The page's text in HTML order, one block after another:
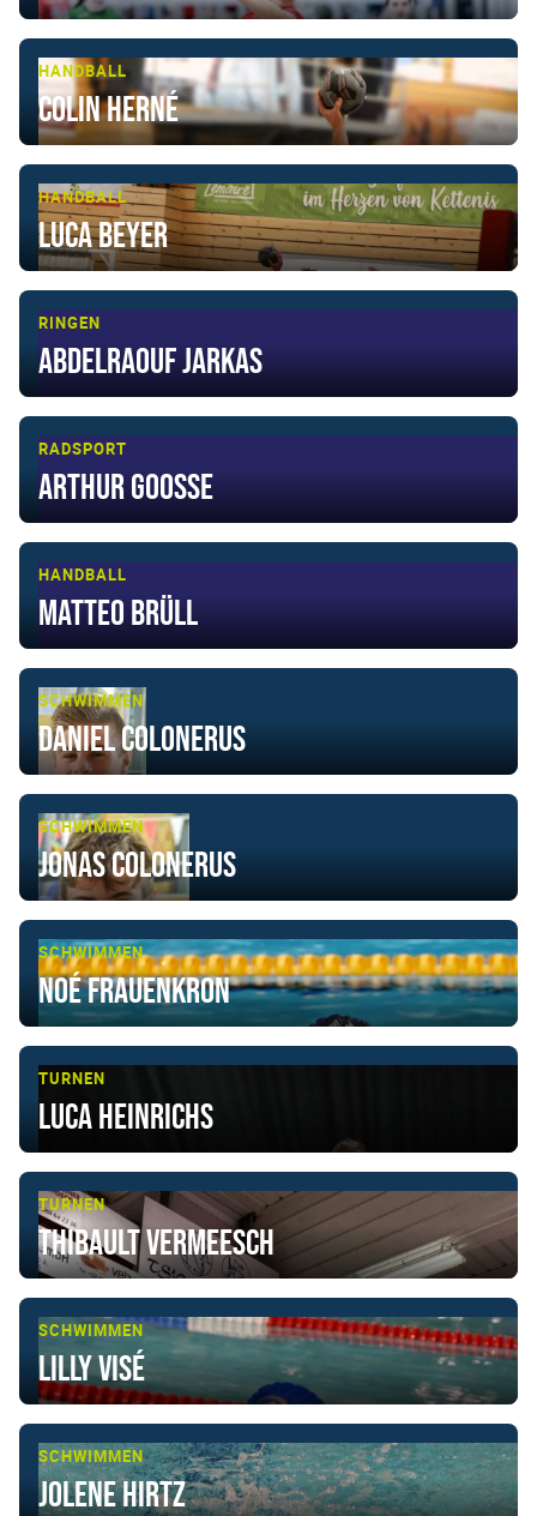
HANDBALL
Colin Herné
HANDBALL
Luca Beyer
RINGEN
Abdelraouf Jarkas
RADSPORT
Arthur Goosse
HANDBALL
Matteo Brüll
SCHWIMMEN
Daniel Colonerus
SCHWIMMEN
Jonas Colonerus
SCHWIMMEN
Noé Frauenkron
TURNEN
Luca Heinrichs
TURNEN
Thibault Vermeesch
SCHWIMMEN
Lilly Visé
SCHWIMMEN
Jolene Hirtz